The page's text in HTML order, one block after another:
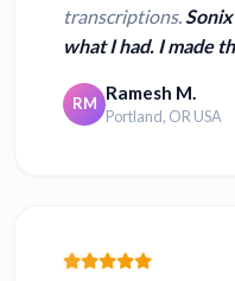
transcriptions.
what I had. I made
RM Ramesh M.
Portland, OR USA